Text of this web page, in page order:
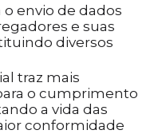
envio de dados
e suas
diversos
traz mais
o cumprimento
a vida das
conformidade